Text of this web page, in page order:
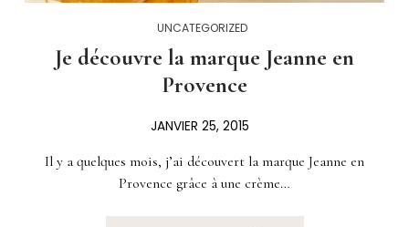
UNCATEGORIZED
Je découvre la marque Jeanne en
Provence
JANVIER 25, 2015
Il y a quelques mois, j’ai découvert la marque Jeanne en
Provence grâce à une crème…